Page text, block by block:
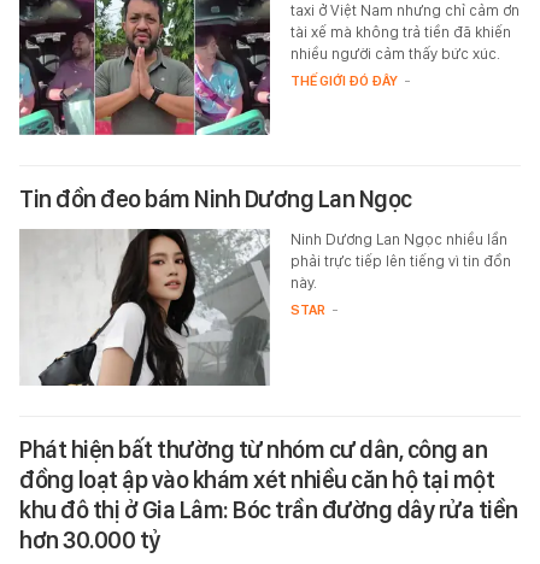
taxi ở Việt Nam nhưng chỉ cảm ơn
tài xế mà không trả tiền đã khiến
nhiều người cảm thấy bức xúc.
THẾ GIỚI ĐÓ ĐÂY -
Tin đồn đeo bám Ninh Dương Lan Ngọc
Ninh Dương Lan Ngọc nhiều lần
phải trực tiếp lên tiếng vì tin đồn
này.
STAR -
Phát hiện bất thường từ nhóm cư dân, công an
đồng loạt ập vào khám xét nhiều căn hộ tại một
khu đô thị ở Gia Lâm: Bóc trần đường dây rửa tiền
hơn 30.000 tỷ